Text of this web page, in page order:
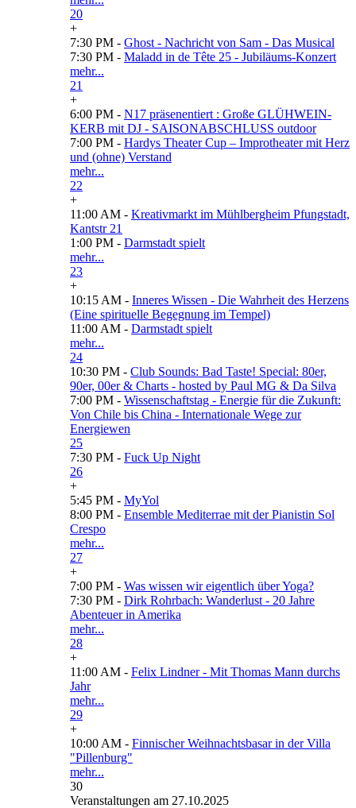
20
+
7:30 PM - Ghost - Nachricht von Sam - Das Musical
7:30 PM - Maladd in de Tête 25 - Jubiläums-Konzert
mehr...
21
+
6:00 PM - N17 präsenentiert : Große GLÜHWEIN-
KERB mit DJ - SAISONABSCHLUSS outdoor
7:00 PM - Hardys Theater Cup – Improtheater mit Herz
und (ohne) Verstand
mehr...
22
+
11:00 AM - Kreativmarkt im Mühlbergheim Pfungstadt,
Kantstr 21
1:00 PM - Darmstadt spielt
mehr...
23
+
10:15 AM - Inneres Wissen - Die Wahrheit des Herzens
(Eine spirituelle Begegnung im Tempel)
11:00 AM - Darmstadt spielt
mehr...
24
10:30 PM - Club Sounds: Bad Taste! Special: 80er,
90er, 00er & Charts - hosted by Paul MG & Da Silva
7:00 PM - Wissenschaftstag - Energie für die Zukunft:
Von Chile bis China - Internationale Wege zur
Energiewen
25
7:30 PM - Fuck Up Night
26
+
5:45 PM - MyYol
8:00 PM - Ensemble Mediterrae mit der Pianistin Sol
Crespo
mehr...
27
+
7:00 PM - Was wissen wir eigentlich über Yoga?
7:30 PM - Dirk Rohrbach: Wanderlust - 20 Jahre
Abenteuer in Amerika
mehr...
28
+
11:00 AM - Felix Lindner - Mit Thomas Mann durchs
Jahr
mehr...
29
+
10:00 AM - Finnischer Weihnachtsbasar in der Villa
"Pillenburg"
mehr...
30
Veranstaltungen am 27.10.2025